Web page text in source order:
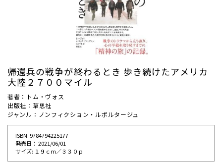
帰還兵の戦争が終わるとき 歩き続けたアメリカ
大陸２７００マイル
著者：トム・ヴォス
出版社：草思社
ジャンル：ノンフィクション・ルポルタージュ
ISBN: 9784794225177
発売⽇： 2021/06/01
サイズ: １９ｃｍ／３３０ｐ